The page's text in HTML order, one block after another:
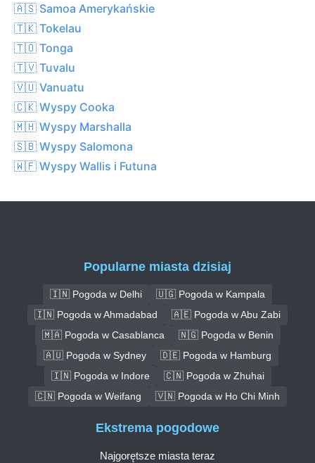
🇦🇸 Samoa Amerykańskie
🇹🇰 Tokelau
🇹🇴 Tonga
🇹🇻 Tuvalu
🇻🇺 Vanuatu
🇨🇰 Wyspy Cooka
🇲🇭 Wyspy Marshalla
🇸🇧 Wyspy Salomona
🇼🇫 Wyspy Wallis i Futuna
Popularne miasta dzisiaj
🇮🇳 Pogoda w Delhi
🇺🇬 Pogoda w Kampala
🇮🇳 Pogoda w Ahmadabad
🇦🇪 Pogoda w Abu Zabi
🇲🇦 Pogoda w Casablanca
🇳🇬 Pogoda w Benin
🇦🇺 Pogoda w Sydney
🇩🇪 Pogoda w Hamburg
🇮🇳 Pogoda w Indore
🇨🇳 Pogoda w Zhuhai
🇨🇳 Pogoda w Weifang
🇻🇳 Pogoda w Ho Chi Minh
Ekstrema pogodowe
Najgorętsze miasta teraz